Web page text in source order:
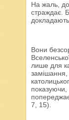
На жаль,
страждає.
Вони
лише для
замішання,
показуючи,
7, 15).